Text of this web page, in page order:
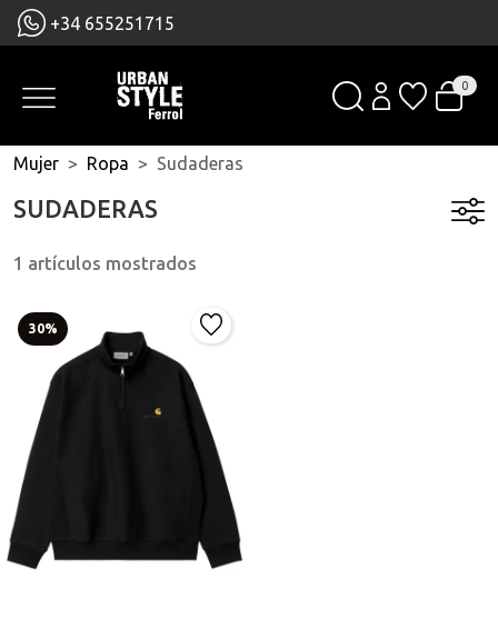
+34 655251715
0
Mujer Ropa Sudaderas
SUDADERAS
1 artículos mostrados
30%